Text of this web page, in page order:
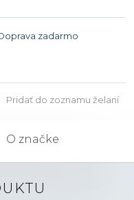
zadarmo
Pridať do zoznamu želaní
O značke